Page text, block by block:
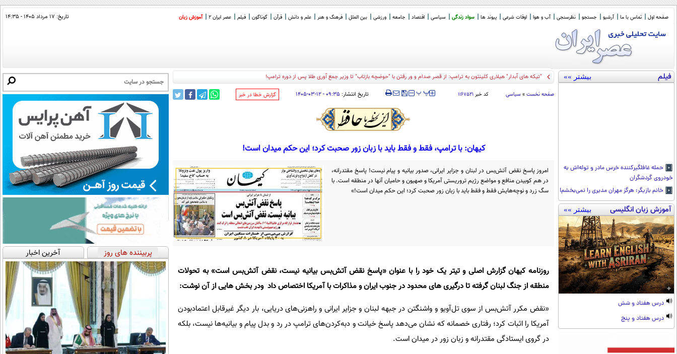
صفحه اول تماس با ما آرشیو جستجو نظرسنجی آب و هوا اوقات شرعی پیوند ها سواد زندگی سیاسی اقتصاد جامعه ورزشی بین الملل فرهنگ و هنر علم و دانش قرآن گوناگون فیلم عصر ایران 2 آموزش زبان تاریخ: ۱۷ مرداد ۱۴۰۵ - ۱۴:۳۵
فیلم بیشتر »»
حمله غافلگیرکننده خرس مادر و توله‌اش به
خودروی گردشگران
خانم بازیگر: هرگز مهران مدیری را نمی‌بخشم!
آموزش زبان انگلیسی بیشتر »»
درس هفتاد و شش
درس هفتاد و پنج
"تیکه های آبدار" هیلاری کلینتون به ترامپ: از قصر صدام و ور رفتن با "حوضچه بازتاب" تا وزیر جمع آوری طلا پس از دوره ترامپ!
صفحه نخست » سیاسی کد خبر ۱۱۶۷۵۲۱ ‍‍‍ پ پ تاریخ انتشار: ۰۹:۳۵ - ۱۲-۰۳-۱۴۰۵ ‌گزارش خطا در خبر
کیهان: با ترامپ، فقط و فقط باید با زبان زور صحبت کرد؛ این حکم میدان است!
امروز پاسخ نقض آتش‌بس در لبنان و جزایر ایرانی، صدور بیانیه و پیام نیست! پاسخ مقتدرانه،
در هم کوبیدن منافع و مواضع رژیم تروریستی آمریکا و صهیون و حامیان آنها در منطقه است. با
سگ زرد و نوچه‌هایش فقط و فقط باید با زبان زور صحبت کرد؛ این حکم میدان است!»
روزنامه کیهان گزارش اصلی و تیتر یک خود را با عنوان «پاسخ نقض آتش‌بس بیانیه نیست، نقض آتش‌بس است» به تحولات
منطقه از جنگ لبنان گرفته تا درگیری های محدود در جنوب ایران و مذاکرات با آمریکا اختصاص داد ودر بخش هایی از آن نوشت:
«نقض مکرر آتش‌بس از سوی تل‌آویو و واشنگتن در جبهه لبنان و جزایر ایرانی و راهزنی‌های دریایی، بار دیگر غیرقابل اعتمادبودن
آمریکا را اثبات کرد؛ رفتاری خصمانه که نشان می‌دهد پاسخ خیانت و دبه‌کردن‌های ترامپ در رد و بدل پیام و بیانیه‌ها نیست، بلکه
در گروی ایستادگی مقتدرانه و زبان زور در میدان است.
پربیننده های روز آخرین اخبار